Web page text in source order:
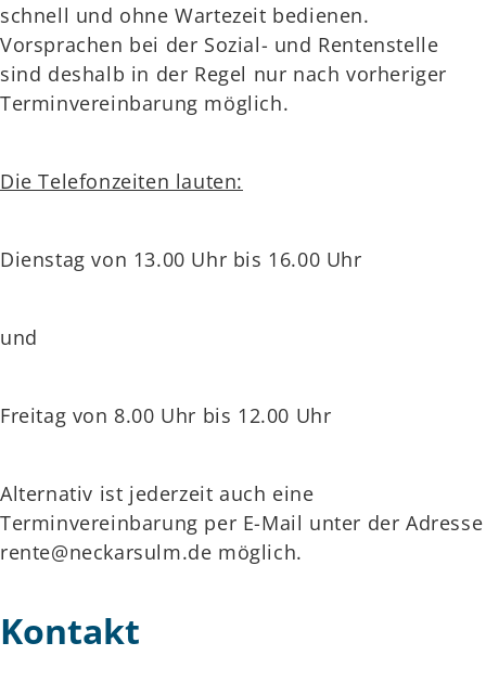
schnell und ohne Wartezeit bedienen.
Vorsprachen bei der Sozial- und Rentenstelle
sind deshalb in der Regel nur nach vorheriger
Terminvereinbarung möglich.
Die Telefonzeiten lauten:
Dienstag von 13.00 Uhr bis 16.00 Uhr
und
Freitag von 8.00 Uhr bis 12.00 Uhr
Alternativ ist jederzeit auch eine
Terminvereinbarung per E-Mail unter der Adresse
rente@neckarsulm.de möglich.
Kontakt